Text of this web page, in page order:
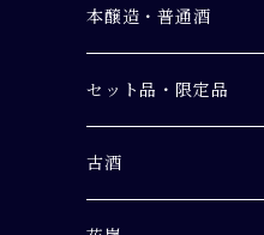
純米
別撰
ヨキトギ うすにごり
吟花 純米吟醸生原酒
吟吹雪 純米酒
本醸造・普通酒
【本醸造】竹生嶋 金紋
【普通酒】竹生嶋 銀紋
セット品・限定品
初しぼり
古酒